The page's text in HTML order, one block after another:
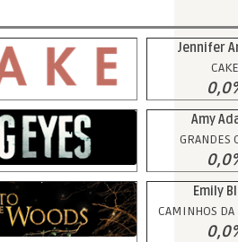
Jennifer
CAKE
Amy
GRANDES
Emily
CAMINHOS DA